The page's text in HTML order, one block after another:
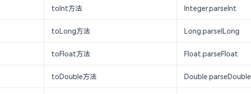
toInt方法 Integer.parseInt
toLong方法 Long.parselLong
toFloat方法 Float.parseFloat
toDouble方法 Double.parseDouble